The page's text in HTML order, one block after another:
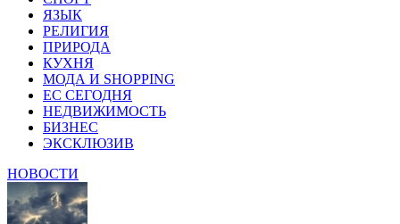
ЯЗЫК
РЕЛИГИЯ
ПРИРОДА
КУХНЯ
МОДА И SHOPPING
ЕС СЕГОДНЯ
НЕДВИЖИМОСТЬ
БИЗНЕС
ЭКСКЛЮЗИВ
НОВОСТИ